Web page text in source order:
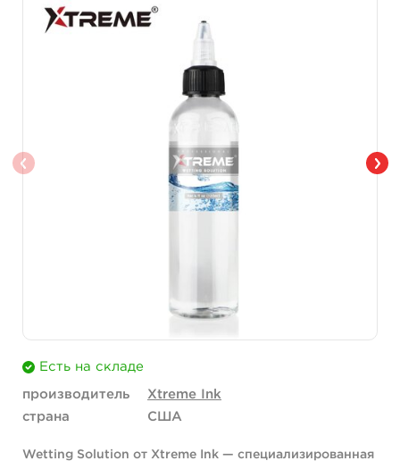
Есть на складе
производитель
Xtreme Ink
страна
США
Wetting Solution от Xtreme Ink — специализированная